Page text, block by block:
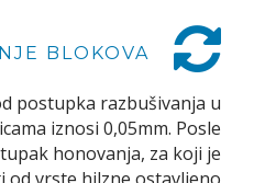
BLOKOVA
postupka razbušivanja u
iznosi 0,05mm. Posle
honovanja, za koji je